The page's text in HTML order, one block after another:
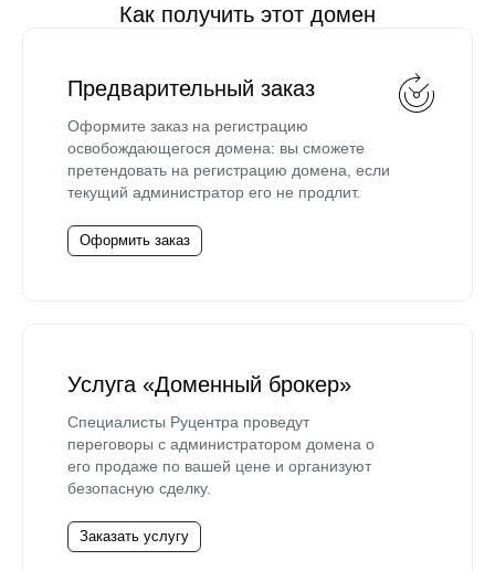
Как получить этот домен
Предварительный заказ
Оформите заказ на регистрацию
освобождающегося домена: вы сможете
претендовать на регистрацию домена, если
текущий администратор его не продлит.
Оформить заказ
Услуга «Доменный брокер»
Специалисты Руцентра проведут
переговоры с администратором домена о
его продаже по вашей цене и организуют
безопасную сделку.
Заказать услугу